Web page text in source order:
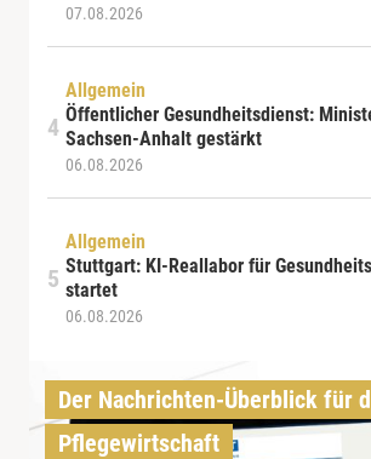
07.08.2026
Allgemein
Öffentlicher Gesundheitsdienst:
Sachsen-Anhalt gestärkt
06.08.2026
Allgemein
Stuttgart: KI-Reallabor für
startet
06.08.2026
Der Nachrichten-Überblick für
Pflegewirtschaft